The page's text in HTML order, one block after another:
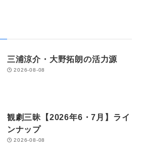
三浦涼介・大野拓朗の活力源
2026-08-08
観劇三昧【2026年6・7月】ライ
ンナップ
2026-08-08